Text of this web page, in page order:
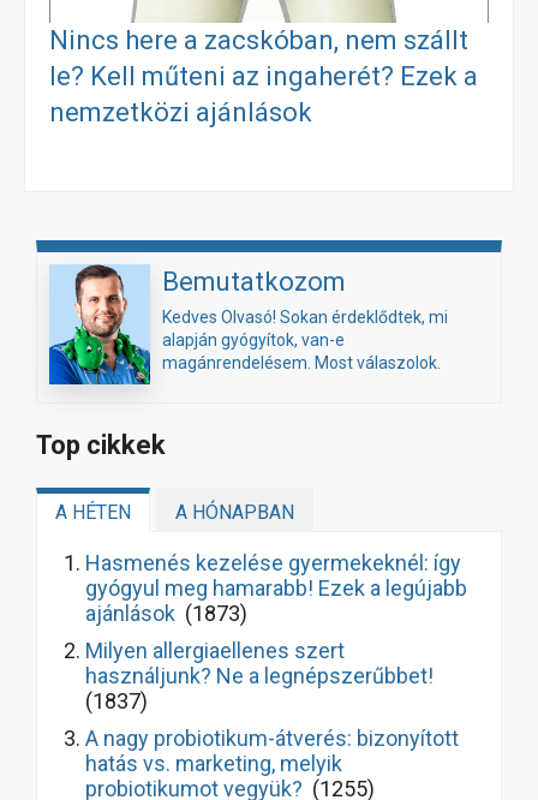
Nincs here a zacskóban, nem szállt
le? Kell műteni az ingaherét? Ezek a
nemzetközi ajánlások
Bemutatkozom
Kedves Olvasó! Sokan érdeklődtek, mi
alapján gyógyítok, van-e
magánrendelésem. Most válaszolok.
Top cikkek
A HÉTEN A HÓNAPBAN
Hasmenés kezelése gyermekeknél: így
gyógyul meg hamarabb! Ezek a legújabb
ajánlások (1873)
Milyen allergiaellenes szert
használjunk? Ne a legnépszerűbbet!
(1837)
A nagy probiotikum-átverés: bizonyított
hatás vs. marketing, melyik
probiotikumot vegyük? (1255)